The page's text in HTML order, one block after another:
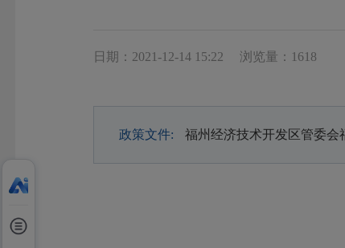
日期：2021-12-14 15:22 浏览量：1618
政策文件: 福州经济技术开发区管委会